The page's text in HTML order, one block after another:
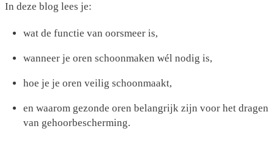
In deze blog lees je:
wat de functie van oorsmeer is,
wanneer je oren schoonmaken wél nodig is,
hoe je je oren veilig schoonmaakt,
en waarom gezonde oren belangrijk zijn voor het dragen
van gehoorbescherming.